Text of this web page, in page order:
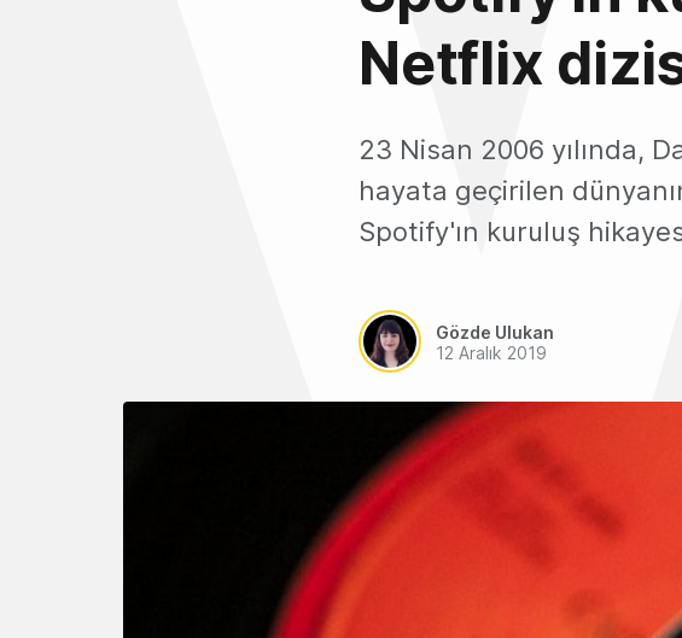
Netflix
23 Nisan 2006 yılında,
hayata geçirilen
Spotify'ın kuruluş
Gözde Ulukan
12 Aralık 2019